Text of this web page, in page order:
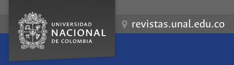
revistas.unal.edu.co